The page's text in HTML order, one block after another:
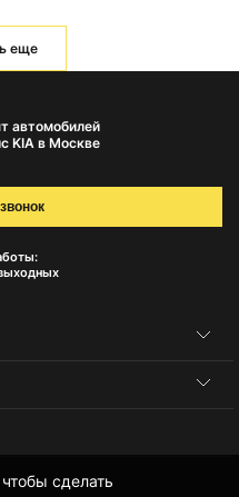
еще
сделать
автомобилей
KIA в Москве